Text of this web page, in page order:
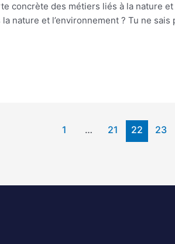
concrète des métiers liés à la nature
nature et l’environnement ? Tu ne
1 … 21 22 23